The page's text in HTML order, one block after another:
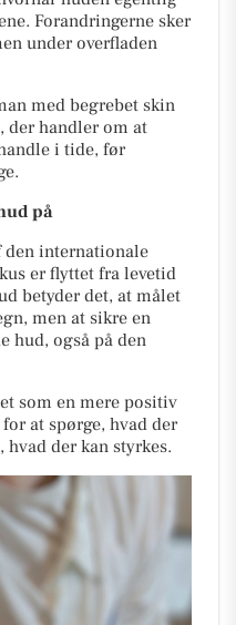
Forandringerne sker
under overfladen
med begrebet skin
der handler om at
i tide, før
på
den internationale
er flyttet fra levetid
betyder det, at målet
men at sikre en
hud, også på den
som en mere positiv
at spørge, hvad der
der kan styrkes.